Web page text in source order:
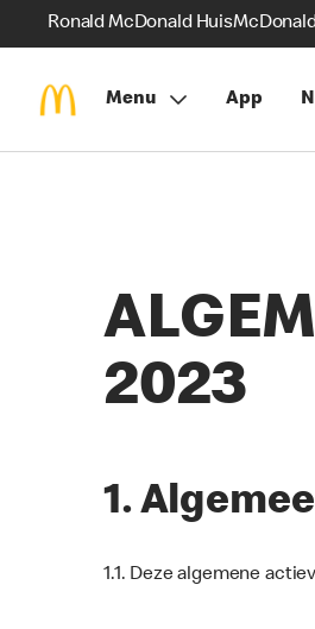
Ronald McDonald Huis
Menu App
2023
1.
1.1. Deze algemene